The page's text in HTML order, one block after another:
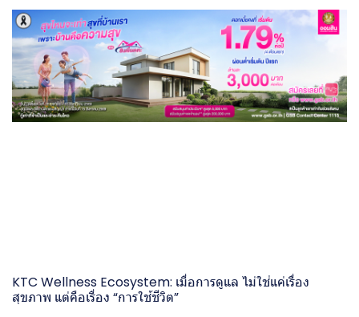
KTC Wellness Ecosystem: เมื่อการดูแล ไม่ใช่แค่เรื่อง
สุขภาพ แต่คือเรื่อง “การใช้ชีวิต”